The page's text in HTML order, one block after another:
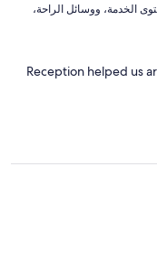
عناصر نالت الإعجاب: ⁦النظافة⁩، و⁦العاملون ومستوى الخدمة⁩، و⁦وسائل الراحة⁩،
Reception helped us